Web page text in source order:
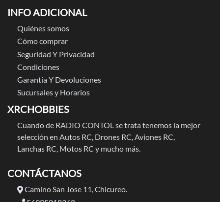
INFO ADICIONAL
Quiénes somos
Cómo comprar
Seguridad Y Privacidad
Condiciones
Garantia Y Devoluciones
Sucursales y Horarios
XRCHOBBIES
Cuando de RADIO CONTOL se trata tenemos la mejor
selección en Autos RC, Drones RC, Aviones RC,
Lanchas RC, Motos RC y mucho más.
CONTÁCTANOS
Camino San Jose 11, Chicureo.